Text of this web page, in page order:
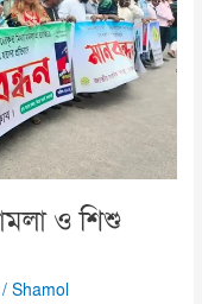
ও শিশু
/Shamol